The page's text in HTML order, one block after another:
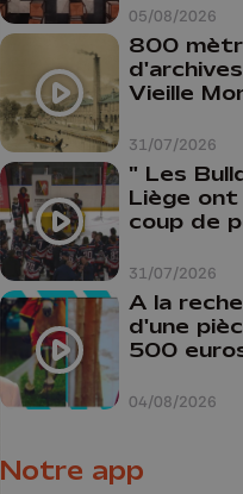
05/08/2026
Liège
31/07/2026
800
Vieille
31/07/2026
" Les
Liège ont
coup de
04/08/2026
A la
d'une
500
Notre app